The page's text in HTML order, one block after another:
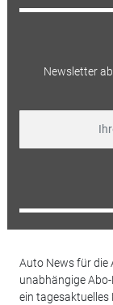
Newsletter
Auto News für die
unabhängige
ein tagesaktuelles